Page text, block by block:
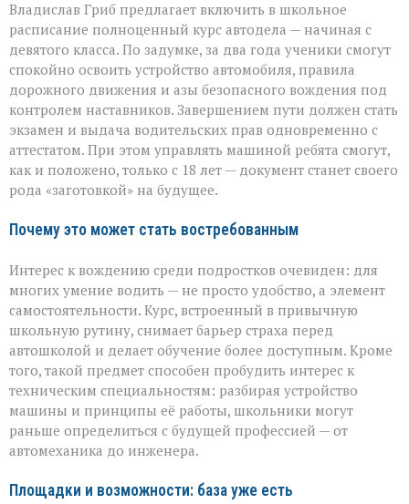
Владислав Гриб предлагает включить в школьное
расписание полноценный курс автодела — начиная с
девятого класса. По задумке, за два года ученики смогут
спокойно освоить устройство автомобиля, правила
дорожного движения и азы безопасного вождения под
контролем наставников. Завершением пути должен стать
экзамен и выдача водительских прав одновременно с
аттестатом. При этом управлять машиной ребята смогут,
как и положено, только с 18 лет — документ станет своего
рода «заготовкой» на будущее.
Почему это может стать востребованным
Интерес к вождению среди подростков очевиден: для
многих умение водить — не просто удобство, а элемент
самостоятельности. Курс, встроенный в привычную
школьную рутину, снимает барьер страха перед
автошколой и делает обучение более доступным. Кроме
того, такой предмет способен пробудить интерес к
техническим специальностям: разбирая устройство
машины и принципы её работы, школьники могут
раньше определиться с будущей профессией — от
автомеханика до инженера.
Площадки и возможности: база уже есть